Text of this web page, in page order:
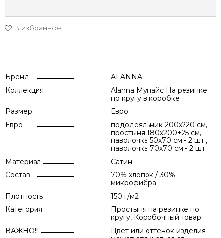
В избранное
Бренд
ALANNA
Коллекция
Alanna Мунайс На резинке
по кругу в коробке
Размер
Евро
Евро
пододеяльник 200х220 см,
простыня 180х200+25 см,
наволочка 50х70 см - 2 шт.,
наволочка 70х70 см - 2 шт.
Материал
Сатин
Состав
70% хлопок / 30%
микрофибра
Плотность
150 г/м2
Категория
Простыня на резинке по
кругу, Коробочный товар
ВАЖНО!!!
Цвет или оттенок изделия